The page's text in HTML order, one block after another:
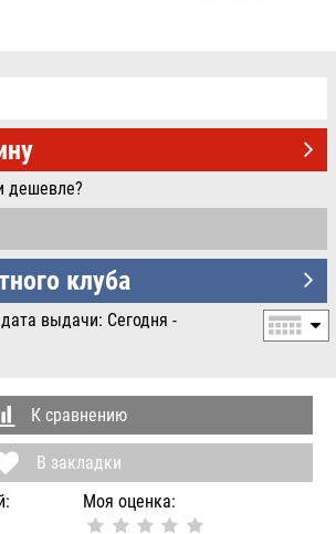
дешевле?
клуба
выдачи: Сегодня -
К сравнению
В закладки
Моя оценка: